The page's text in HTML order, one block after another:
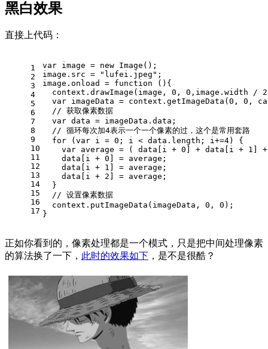
黑白效果
直接上代码：
1
2
3
4
5
6
7
8
9
10
11
12
13
14
15
16
17
var image = new Image ();
image. src = "lufei.jpeg" ;
image. onload = function ( ){
  context.
drawImage (image, 0 , 0 ,image. width / 2
var imageData = context. getImageData ( 0 , 0 ,
// 获取像素数据
var data = imageData. data ;
// 循环每次加4表示一个一个像素的过，这个是常用套路
for ( var i = 0 ; i < data. length ; i+=4) {
var average = ( data[i + 0 ] + data[i + 1 ]
    data[i +
0 ] = average;
    data[i +
1 ] = average;
    data[i +
2 ] = average;
  }
// 设置像素数据
  context.
putImageData (imageData, 0 , 0 );
}
正如你看到的，像素处理都是一个模式，只是把中间处理像素
的算法换了一下， 此时的效果如下 ，是不是很酷？